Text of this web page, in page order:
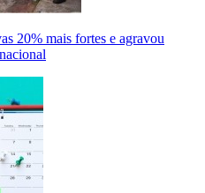
20% mais fortes e agravou